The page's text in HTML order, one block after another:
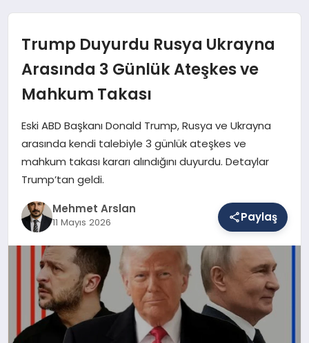
EKONOMI
SPOR
SAĞLIK
EĞITIM
DÜNYA
YAŞAM
Trump Duyurdu Rusya Ukrayna
Arasında 3 Günlük Ateşkes ve
Mahkum Takası
Eski ABD Başkanı Donald Trump, Rusya ve Ukrayna
arasında kendi talebiyle 3 günlük ateşkes ve
mahkum takası kararı alındığını duyurdu. Detaylar
Trump’tan geldi.
Mehmet Arslan
11 Mayıs 2026 Paylaş